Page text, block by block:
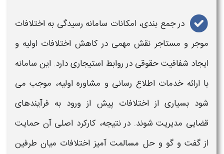
در جمع بندی،امکانات سامانه رسیدگی به اختلافات
موجر و مستاجر نقش مهمی در کاهش اختلافات اولیه و
ایجاد شفافیت حقوقی در روابط استیجاری دارد. این سامانه
با ارائه خدمات اطلاع رسانی و مشاوره اولیه، موجب می
شود بسیاری ازاختلافاتپیش از ورود به فرآیندهای
قضایی مدیریت شوند. در نتیجه، کارکرد اصلی آن حمایت
از گفت و گو و حل مسالمت آمیز اختلافات میان طرفین